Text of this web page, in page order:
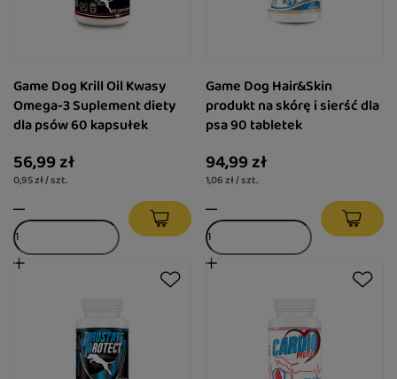
Game Dog Krill Oil Kwasy
Omega-3 Suplement diety
dla psów 60 kapsułek
56,99 zł
0,95 zł / szt.
Game Dog Hair&Skin
produkt na skórę i sierść dla
psa 90 tabletek
94,99 zł
1,06 zł / szt.